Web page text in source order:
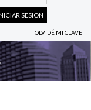
OLVIDÉ MI CLAVE